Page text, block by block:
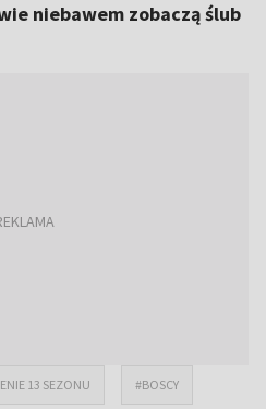
niebawem zobaczą ślub
13 SEZONU #BOSCY